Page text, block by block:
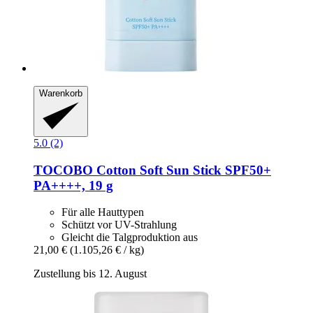
Warenkorb
5.0 (2)
TOCOBO Cotton Soft Sun Stick SPF50+
PA++++, 19 g
Für alle Hauttypen
Schützt vor UV-Strahlung
Gleicht die Talgproduktion aus
21,00 € (1.105,26 € / kg)
Zustellung bis 12. August